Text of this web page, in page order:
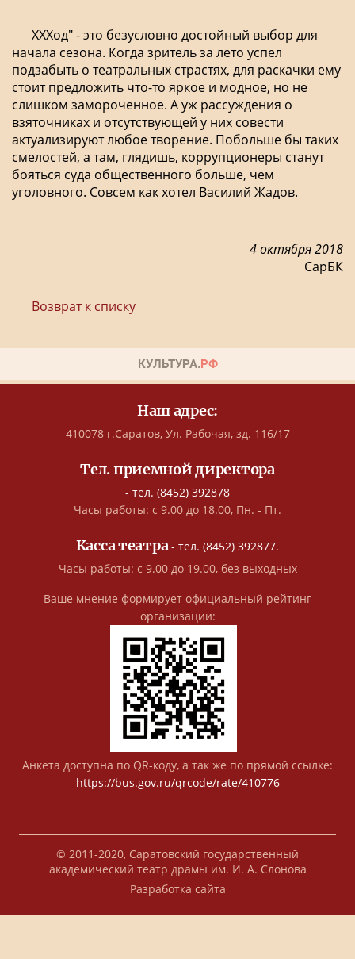
ХХХод" - это безусловно достойный выбор для
начала сезона. Когда зритель за лето успел
подзабыть о театральных страстях, для раскачки ему
стоит предложить что-то яркое и модное, но не
слишком замороченное. А уж рассуждения о
взяточниках и отсутствующей у них совести
актуализируют любое творение. Побольше бы таких
смелостей, а там, глядишь, коррупционеры станут
бояться суда общественного больше, чем
уголовного. Совсем как хотел Василий Жадов.
4 октября 2018
СарБК
Возврат к списку
Наш адрес:
410078 г.Саратов, Ул. Рабочая, зд. 116/17
Тел. приемной директора
- тел. (8452) 392878
Часы работы: с 9.00 до 18.00, Пн. - Пт.
Касса театра- тел. (8452) 392877.
Часы работы: с 9.00 до 19.00, без выходных
Ваше мнение формирует официальный рейтинг
организации:
Анкета доступна по QR-коду, а так же по прямой ссылке:
https://bus.gov.ru/qrcode/rate/410776
© 2011-2020, Саратовский государственный
академический театр драмы им. И. А. Слонова
Разработка сайта